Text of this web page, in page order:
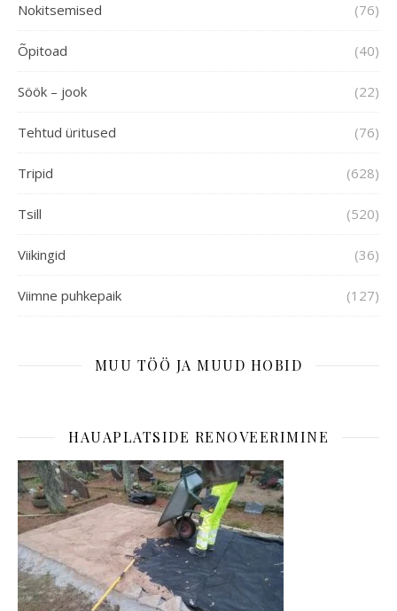
Nokitsemised (76)
Õpitoad (40)
Söök – jook (22)
Tehtud üritused (76)
Tripid (628)
Tsill (520)
Viikingid (36)
Viimne puhkepaik (127)
MUU TÖÖ JA MUUD HOBID
HAUAPLATSIDE RENOVEERIMINE